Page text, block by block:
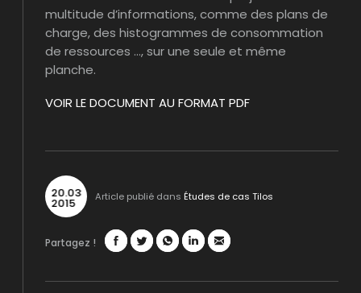
multitude d’informations, comme des plans de
charge, des histogrammes de consommation
de ressources …, sur une seule et même
planche.
VOIR LE DOCUMENT AU FORMAT PDF
20.03
2015 Article publié dans Études de cas Tilos
Partagez !